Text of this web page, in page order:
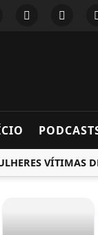
VÍTIMAS DE